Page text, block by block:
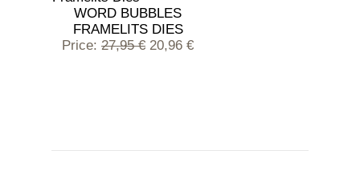
WORD BUBBLES
FRAMELITS DIES
Price: 27,95 € 20,96 €